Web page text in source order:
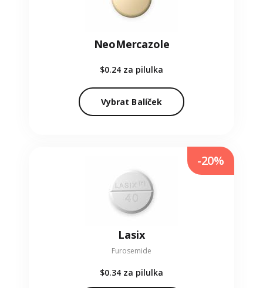
NeoMercazole
$0.24 za pilulka
Vybrat Balíček
Lasix
Furosemide
$0.34 za pilulka
-20%